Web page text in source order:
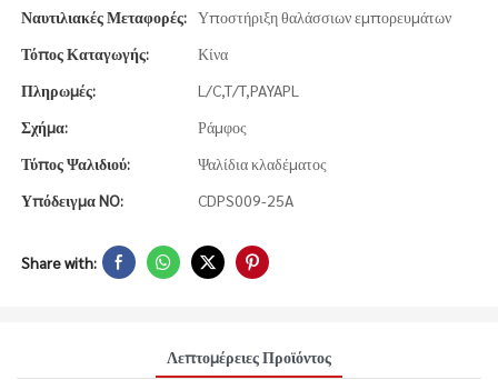
Ναυτιλιακές Μεταφορές: Υποστήριξη θαλάσσιων εμπορευμάτων
Τόπος Καταγωγής:
Κίνα
Πληρωμές:
L/C,T/T,PAYAPL
Σχήμα:
Ράμφος
Τύπος Ψαλιδιού:
Ψαλίδια κλαδέματος
Υπόδειγμα NO:
CDPS009-25A
Share with:
Λεπτομέρειες Προϊόντος